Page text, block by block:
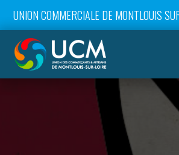
UNION COMMERCIALE DE MONTLOUIS